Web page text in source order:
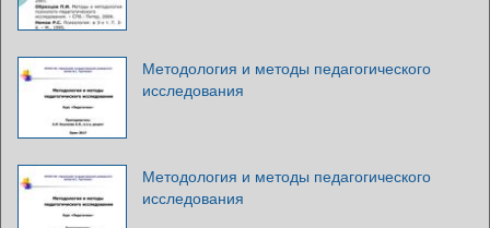
Методология и методы педагогического
исследования
Методология и методы педагогического
исследования